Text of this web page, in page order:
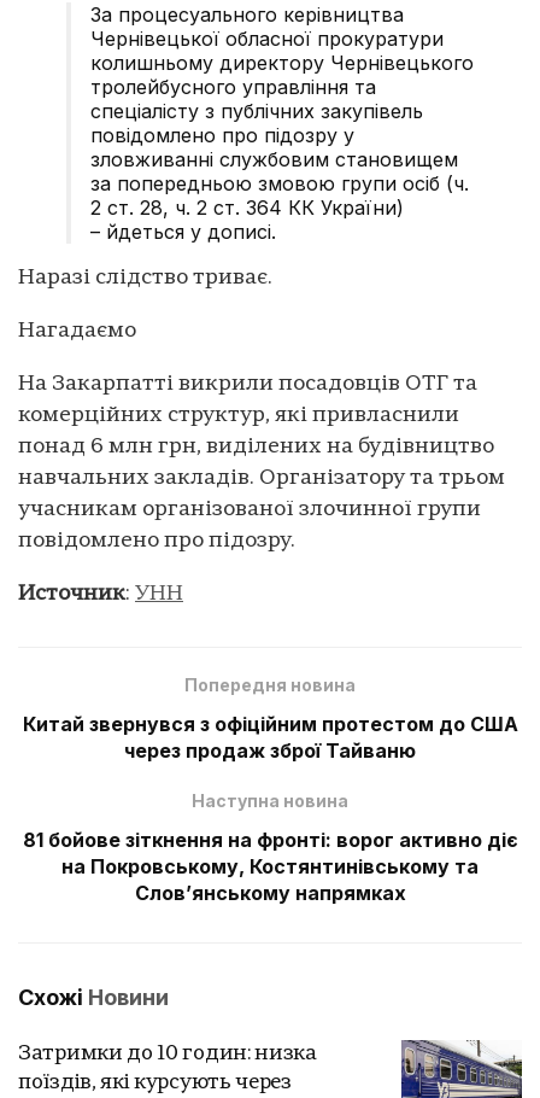
За процесуального керівництва
Чернівецької обласної прокуратури
колишньому директору Чернівецького
тролейбусного управління та
спеціалісту з публічних закупівель
повідомлено про підозру у
зловживанні службовим становищем
за попередньою змовою групи осіб (ч.
2 ст. 28, ч. 2 ст. 364 КК України)
– йдеться у дописі.
Наразі слідство триває.
Нагадаємо
На Закарпатті викрили посадовців ОТГ та
комерційних структур, які привласнили
понад 6 млн грн, виділених на будівництво
навчальних закладів. Організатору та трьом
учасникам організованої злочинної групи
повідомлено про підозру.
Источник: УНН
Попередня новина
Китай звернувся з офіційним протестом до США
через продаж зброї Тайваню
Наступна новина
81 бойове зіткнення на фронті: ворог активно діє
на Покровському, Костянтинівському та
Слов’янському напрямках
Схожі Новини
Затримки до 10 годин: низка
поїздів, які курсують через